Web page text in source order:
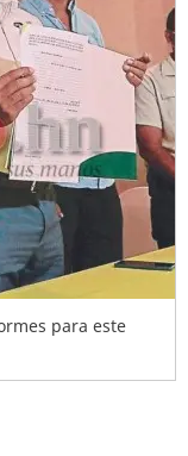
para este